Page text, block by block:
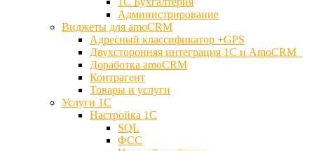
Администрирование
Виджеты для amoCRM
Адресный классификатор +GPS
Двухсторонняя интеграция 1С и AmoCRM
Доработка amoCRM
Контрагент
Товары и услуги
Услуги 1С
Настройка 1С
SQL
ФСС